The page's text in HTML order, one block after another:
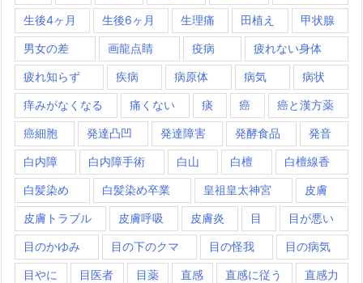
生後4ヶ月 生後6ヶ月 生理痛 田植え 甲状腺
男女の差 画龍点睛 疫病 疲れない身体
疲れ知らず 疾病 病原体 病気 病状
痒みがなくなる 痛くない 痰 癌 癌と漢方薬
癌細胞 発達凸凹 発達障害 発酵食品 発音
白内障 白内障手術 白山 白檀 白檀線香
白髪染め 白髪染め卒業 皇祖皇太神宮 皮膚
皮膚トラブル 皮膚呼吸 皮膚炎 目 目が悪い
目のかゆみ 目の下のクマ 目の怪我 目の病気
目やに 目医者 目薬 直感 直感に従う 直感力